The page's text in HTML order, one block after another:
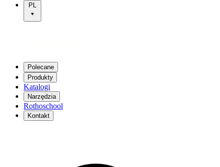
PL
Polecane
Produkty
Katalogi
Narzędzia
Rothoschool
Kontakt